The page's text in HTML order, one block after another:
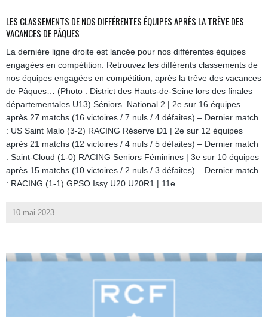
LES CLASSEMENTS DE NOS DIFFÉRENTES ÉQUIPES APRÈS LA TRÊVE DES
VACANCES DE PÂQUES
La dernière ligne droite est lancée pour nos différentes équipes
engagées en compétition. Retrouvez les différents classements de
nos équipes engagées en compétition, après la trêve des vacances
de Pâques… (Photo : District des Hauts-de-Seine lors des finales
départementales U13) Séniors National 2 | 2e sur 16 équipes
après 27 matchs (16 victoires / 7 nuls / 4 défaites) – Dernier match
: US Saint Malo (3-2) RACING Réserve D1 | 2e sur 12 équipes
après 21 matchs (12 victoires / 4 nuls / 5 défaites) – Dernier match
: Saint-Cloud (1-0) RACING Seniors Féminines | 3e sur 10 équipes
après 15 matchs (10 victoires / 2 nuls / 3 défaites) – Dernier match
: RACING (1-1) GPSO Issy U20 U20R1 | 11e
10 mai 2023